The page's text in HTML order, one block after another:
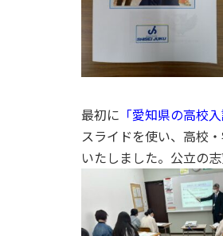
最初に 「愛知県の高校入
スライドを使い、高校
いたしました。公立の